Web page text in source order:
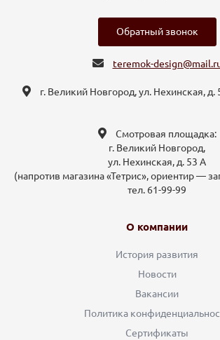
Обратный звонок
teremok-
г. Великий Новгород, ул. Нехинская, д.
Смотровая площадка:
г. Великий Новгород,
ул. Нехинская, д. 53 А
(напротив магазина «Тетрис», ориентир —
тел. 61-99-99
О компании
История развития
Новости
Вакансии
Политика
Сертификаты